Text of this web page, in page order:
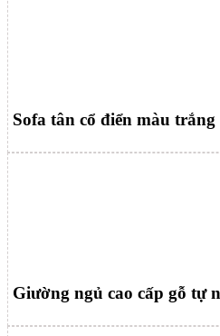
Sofa tân cổ điển màu trắng
Giường ngủ cao cấp gỗ tự